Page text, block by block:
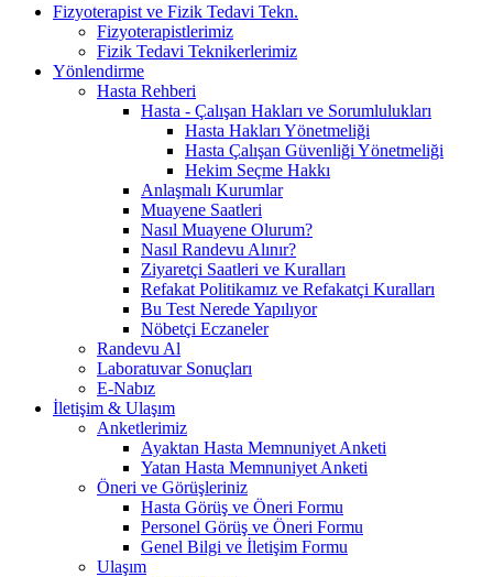
Fizyoterapist ve Fizik Tedavi Tekn.
Fizyoterapistlerimiz
Fizik Tedavi Teknikerlerimiz
Yönlendirme
Hasta Rehberi
Hasta - Çalışan Hakları ve Sorumlulukları
Hasta Hakları Yönetmeliği
Hasta Çalışan Güvenliği Yönetmeliği
Hekim Seçme Hakkı
Anlaşmalı Kurumlar
Muayene Saatleri
Nasıl Muayene Olurum?
Nasıl Randevu Alınır?
Ziyaretçi Saatleri ve Kuralları
Refakat Politikamız ve Refakatçi Kuralları
Bu Test Nerede Yapılıyor
Nöbetçi Eczaneler
Randevu Al
Laboratuvar Sonuçları
E-Nabız
İletişim & Ulaşım
Anketlerimiz
Ayaktan Hasta Memnuniyet Anketi
Yatan Hasta Memnuniyet Anketi
Öneri ve Görüşleriniz
Hasta Görüş ve Öneri Formu
Personel Görüş ve Öneri Formu
Genel Bilgi ve İletişim Formu
Ulaşım